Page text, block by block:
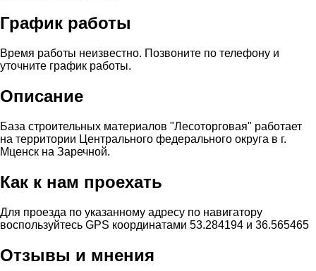
График работы
Время работы неизвестно. Позвоните по телефону и
уточните график работы.
Описание
База строительных материалов "Лесоторговая" работает
на территории Центрального федерального округа в г.
Мценск на Заречной.
Как к нам проехать
Для проезда по указанному адресу по навигатору
воспользуйтесь GPS координатами 53.284194 и 36.565465
Отзывы и мнения